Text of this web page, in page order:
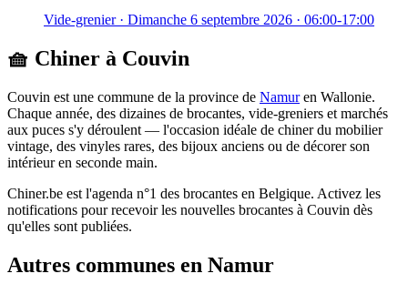
Vide-grenier· Dimanche 6 septembre 2026 · 06:00-17:00
🧺 Chiner à Couvin
Couvin est une commune de la province de Namur en Wallonie.
Chaque année, des dizaines de brocantes, vide-greniers et marchés
aux puces s'y déroulent — l'occasion idéale de chiner du mobilier
vintage, des vinyles rares, des bijoux anciens ou de décorer son
intérieur en seconde main.
Chiner.be est l'agenda n°1 des brocantes en Belgique. Activez les
notifications pour recevoir les nouvelles brocantes à Couvin dès
qu'elles sont publiées.
Autres communes en Namur